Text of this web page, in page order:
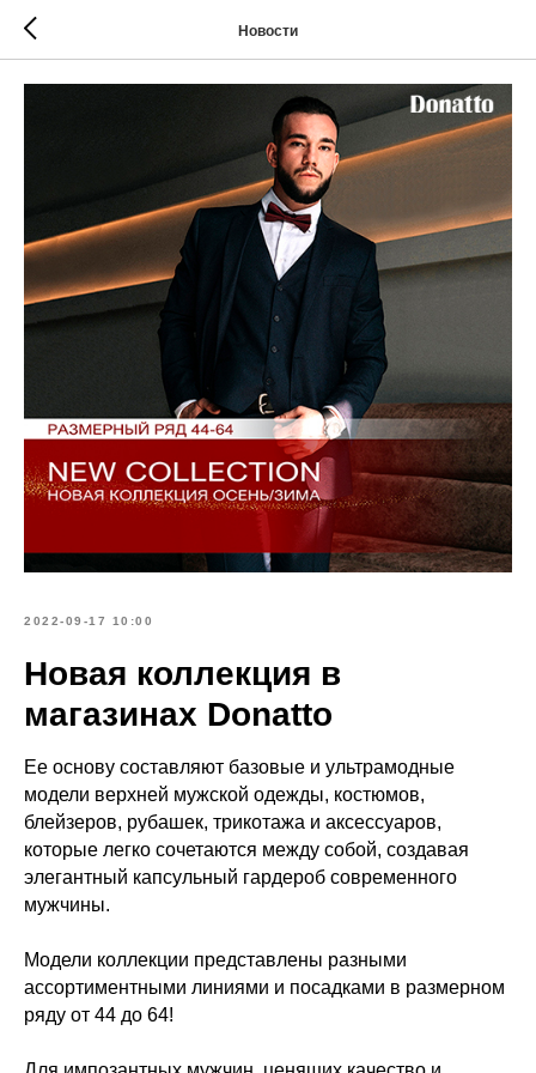
Новости
2022-09-17 10:00
Новая коллекция в
магазинах Donatto
Ее основу составляют базовые и ультрамодные
модели верхней мужской одежды, костюмов,
блейзеров, рубашек, трикотажа и аксессуаров,
которые легко сочетаются между собой, создавая
элегантный капсульный гардероб современного
мужчины.
Модели коллекции представлены разными
ассортиментными линиями и посадками в размерном
ряду от 44 до 64!